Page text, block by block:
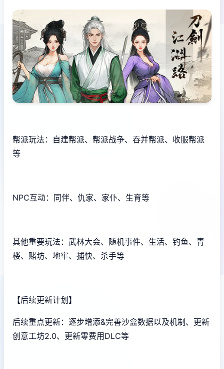
帮派玩法：自建帮派、帮派战争、吞并帮派、收服帮派
等
NPC互动：同伴、仇家、家仆、生育等
其他重要玩法：武林大会、随机事件、生活、钓鱼、青
楼、赌坊、地牢、捕快、杀手等
【后续更新计划】
后续重点更新：逐步增添&完善沙盒数据以及机制、更新
创意工坊2.0、更新零费用DLC等